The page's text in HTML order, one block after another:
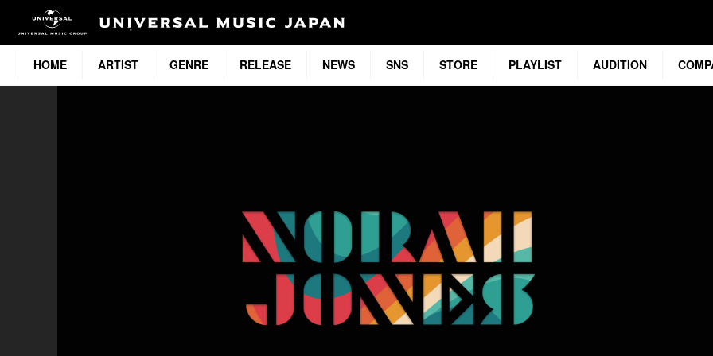
HOME ARTIST GENRE RELEASE NEWS SNS STORE PLAYLIST AUDITION